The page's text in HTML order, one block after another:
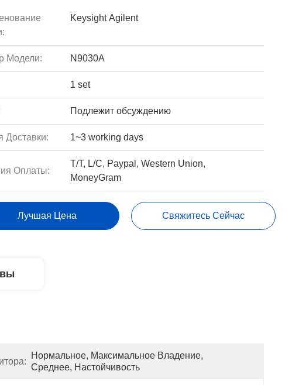
Keysight Agilent
Модели: N9030A
1 set
Подлежит обсуждению
Доставки: 1~3 working days
Оплаты:
T/T, L/C, Paypal, Western Union,
MoneyGram
Лучшая Цена Свяжитесь Сейчас
Нормальное, Максимальное Владение,
Среднее, Настойчивость